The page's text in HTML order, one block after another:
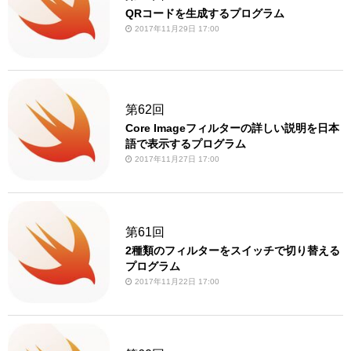
QRコードを生成するプログラム
2017年11月29日 17:00
第62回
Core Imageフィルターの詳しい説明を日本
語で表示するプログラム
2017年11月27日 17:00
第61回
2種類のフィルターをスイッチで切り替える
プログラム
2017年11月22日 17:00